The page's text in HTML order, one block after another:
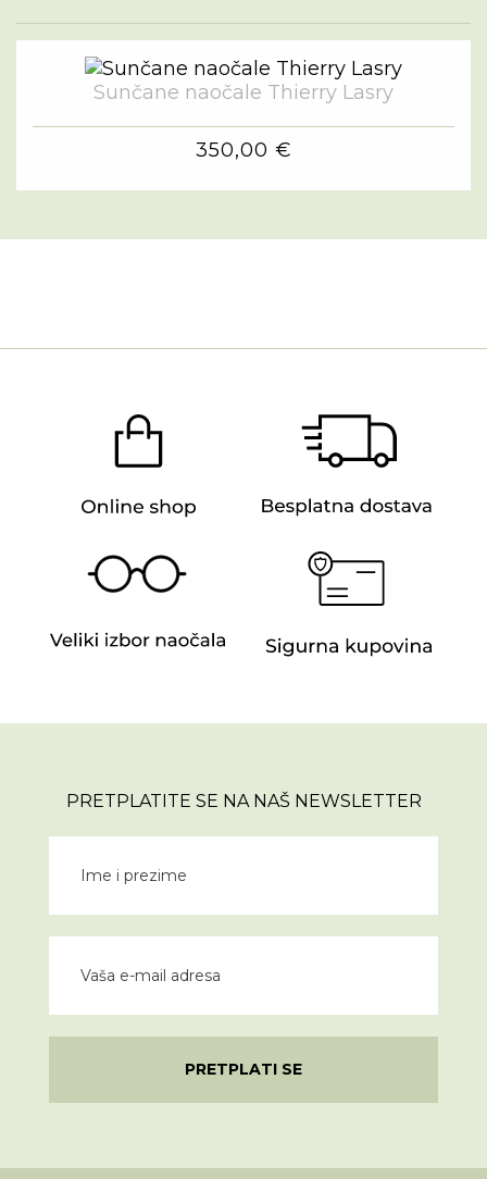
Sunčane naočale Thierry Lasry
350,00 €
PRETPLATITE SE NA NAŠ NEWSLETTER
PRETPLATI SE